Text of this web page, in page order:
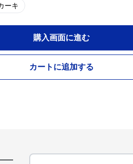
ーキ
購入画面に進む
カートに追加する